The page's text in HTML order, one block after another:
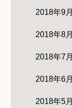
2018年9月
2018年8月
2018年7月
2018年6月
2018年5月